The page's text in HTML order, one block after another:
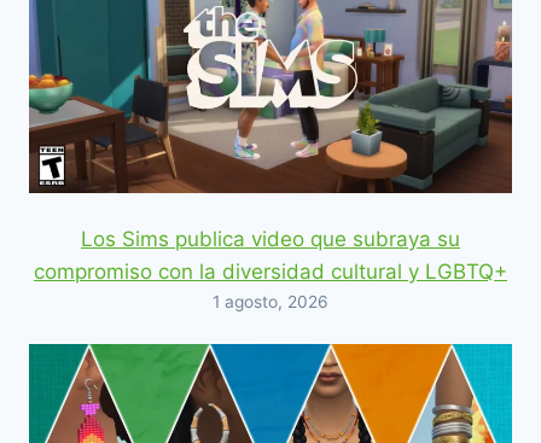
Los Sims publica video que subraya su
compromiso con la diversidad cultural y LGBTQ+
1 agosto, 2026